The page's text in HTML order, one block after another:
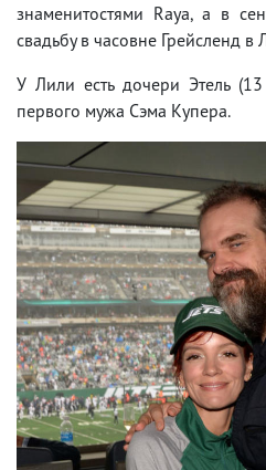
знаменитостями Raya, а в
свадьбу в часовне Грейсленд в
У Лили есть дочери Этель
первого мужа Сэма Купера.